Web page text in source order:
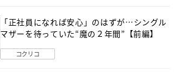
「正社員になれば安心」のはずが…シングル
マザーを待っていた“魔の２年間”【前編】
コクリコ